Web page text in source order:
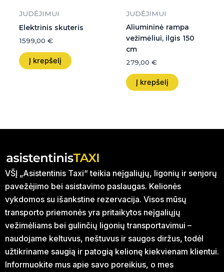
JUDĖJIMUI
Elektrinis skuteris
1599,00 €
Į krepšelį
JUDĖJIMUI
Aliumininė rampa
vežimėliui, ilgis 150
cm
279,00 €
Į krepšelį
VŠĮ „Asistentinis Taxi“ teikia neįgaliųjų, ligonių ir senjorų
pavežėjimo bei asistavimo paslaugas. Kelionės
vykdomos su išankstine rezervacija. Visos mūsų
transporto priemonės yra pritaikytos neįgaliųjų
vežimėliams bei gulinčių ligonių transportavimui –
naudojame keltuvus, neštuvus ir saugos diržus, todėl
užtikriname saugią ir patogią kelionę kiekvienam klientui.
Informuokite mus apie savo poreikius, o mes